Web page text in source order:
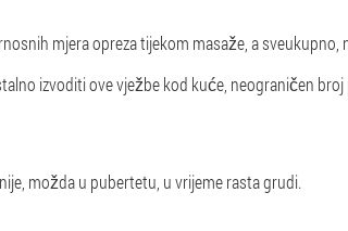
mjera opreza tijekom masaže, a
izvoditi ove vježbe kod kuće, neograničen broj
možda u pubertetu, u vrijeme rasta grudi.